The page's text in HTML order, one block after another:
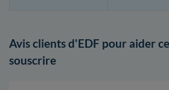
Avis clients d'EDF pour aider
souscrire